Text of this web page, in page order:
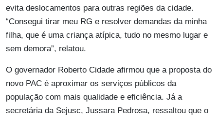
evita deslocamentos para outras regiões da cidade.
“Consegui tirar meu RG e resolver demandas da minha
filha, que é uma criança atípica, tudo no mesmo lugar e
sem demora”, relatou.
O governador Roberto Cidade afirmou que a proposta do
novo PAC é aproximar os serviços públicos da
população com mais qualidade e eficiência. Já a
secretária da Sejusc, Jussara Pedrosa, ressaltou que o